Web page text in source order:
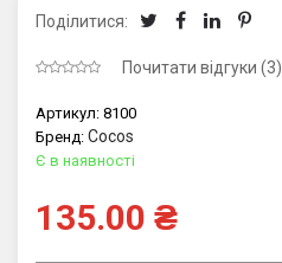
Поділитися:
Почитати відгуки (3)
Артикул: 8100
Бренд: Cocos
Є в наявності
135.00 ₴